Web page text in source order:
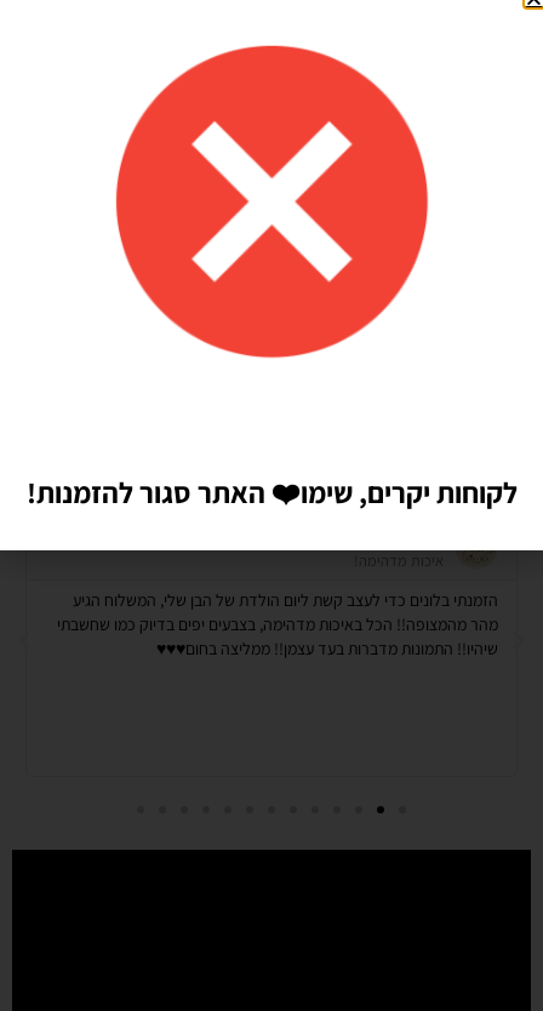
שמור בדפדפן זה את השם, האימייל והאתר שלי לפעם הבאה
איכות מדהימה!
הזמנתי בלונים כדי לעצב קשת ליום הולדת של הבן שלי, המשלוח הגיע
מהר מהמצופה!! הכל באיכות מדהימה, בצבעים יפים בדיוק כמו שחשבתי
שיהיו!! התמונות מדברות בעד עצמן!! ממליצה בחום♥️♥️♥️
לקוחות יקרים, שימו❤️ האתר סגור להזמנות!